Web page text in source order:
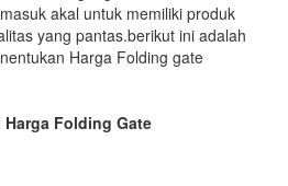
akal untuk memiliki produk
yang pantas.berikut ini adalah
Harga Folding gate
Harga Folding Gate